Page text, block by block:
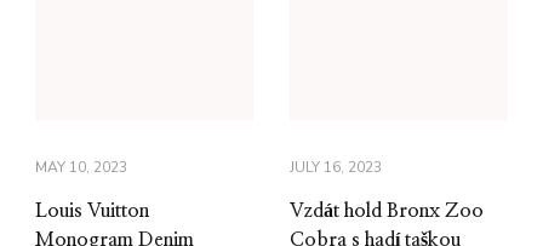
MAY 10, 2023
Louis Vuitton
Monogram Denim
JULY 16, 2023
Vzdát hold Bronx Zoo
Cobra s hadí taškou